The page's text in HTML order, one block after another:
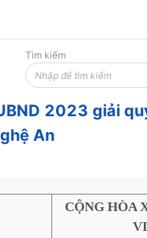
Tìm kiếm
2023 giải
An
CỘNG HÒA